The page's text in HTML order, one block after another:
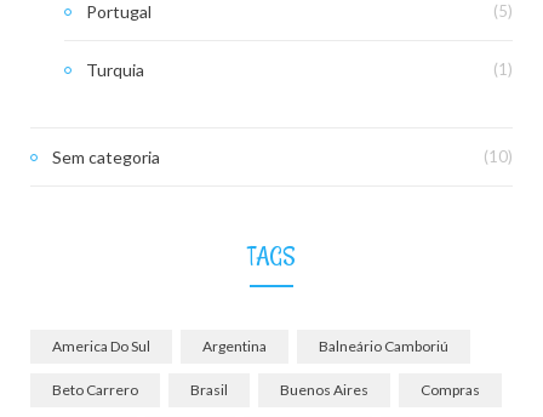
Portugal (5)
Turquia (1)
Sem categoria (10)
TAGS
America Do Sul Argentina Balneário Camboriú
Beto Carrero Brasil Buenos Aires Compras